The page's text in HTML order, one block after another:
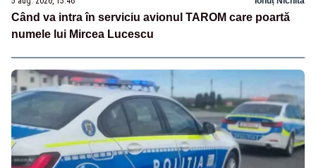
Când va intra în serviciu avionul TAROM care poartă
numele lui Mircea Lucescu